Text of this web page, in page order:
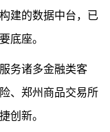
建的数据中台，已
底座。
务诸多金融类客
、郑州商品交易所
创新。